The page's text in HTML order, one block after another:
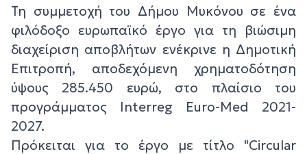
Τη συμμετοχή του Δήμου Μυκόνου σε ένα
φιλόδοξο ευρωπαϊκό έργο για τη βιώσιμη
διαχείριση αποβλήτων ενέκρινε η Δημοτική
Επιτροπή, αποδεχόμενη χρηματοδότηση
ύψους 285.450 ευρώ, στο πλαίσιο του
προγράμματος Interreg Euro-Med 2021-
2027.
Πρόκειται για το έργο με τίτλο "Circular